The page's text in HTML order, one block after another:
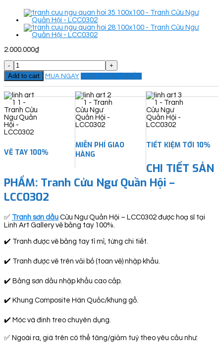
2.000.000₫
Tranh
Cửu
Ngư
Quần
Hội
-
LCC0302
quantity
Add to cart MUA NGAY ĐẶT THEO YÊU CẦU
VẼ TAY 100%
MIỄN PHÍ GIAO
HÀNG
TIẾT KIỆM TỚI 10%
CHI TIẾT SẢN
PHẨM: Tranh Cửu Ngư Quần Hội –
LCC0302
✅ Tranh sơn dầu Cửu Ngư Quần Hội – LCC0302 được hoạ sĩ tại
Linh Art Gallery vẽ bằng tay 100%.
✔️ Tranh được vẽ bằng tay tỉ mỉ, từng chi tiết.
✔️ Tranh được vẽ trên vải bố (toan vẽ) nhập khẩu.
✔️ Bằng sơn dầu nhập khẩu cao cấp.
✔️ Khung Composite Hàn Quốc/khung gỗ.
✔️ Móc và đinh treo chuyên dụng.
✅ Ngoài ra, giá trên có thể tăng/giảm tuỳ theo yêu cầu như: